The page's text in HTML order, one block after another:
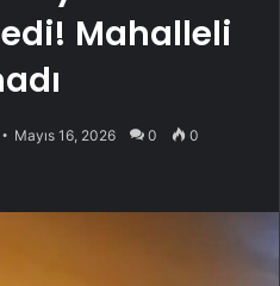
Mahalleli
Mayıs 16, 2026 0 0